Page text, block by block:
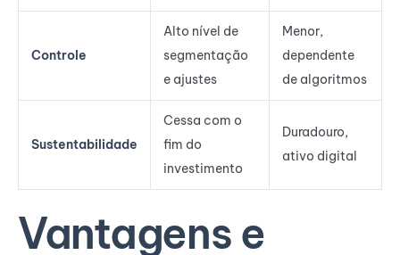
Controle
Alto nível de
segmentação
e ajustes
Menor,
dependente
de algoritmos
Sustentabilidade
Cessa com o
fim do
investimento
Duradouro,
ativo digital
Vantagens e